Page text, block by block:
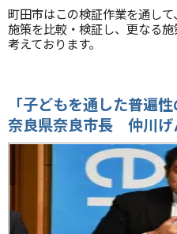
町田市はこの検証作業を通し
施策を比較・検証し、更なる
考えております。
「子どもを通した普遍
奈良県奈良市長 仲川げ